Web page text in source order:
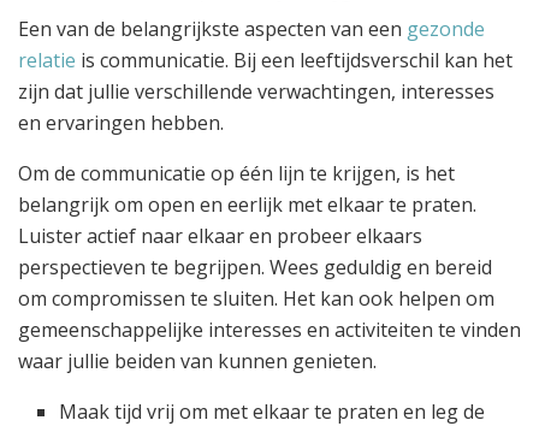
Een van de belangrijkste aspecten van een gezonde
relatie is communicatie. Bij een leeftijdsverschil kan het
zijn dat jullie verschillende verwachtingen, interesses
en ervaringen hebben.
Om de communicatie op één lijn te krijgen, is het
belangrijk om open en eerlijk met elkaar te praten.
Luister actief naar elkaar en probeer elkaars
perspectieven te begrijpen. Wees geduldig en bereid
om compromissen te sluiten. Het kan ook helpen om
gemeenschappelijke interesses en activiteiten te vinden
waar jullie beiden van kunnen genieten.
Maak tijd vrij om met elkaar te praten en leg de